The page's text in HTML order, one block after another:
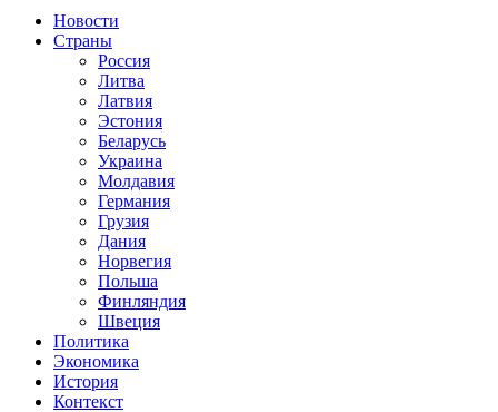
Новости
Страны
Россия
Литва
Латвия
Эстония
Беларусь
Украина
Молдавия
Германия
Грузия
Дания
Норвегия
Польша
Финляндия
Швеция
Политика
Экономика
История
Контекст